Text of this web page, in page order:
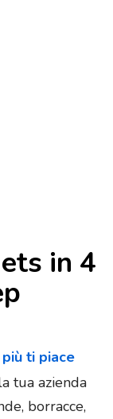
in 4
ti piace
tua azienda
borracce,